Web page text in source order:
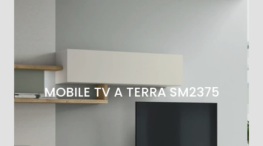
MOBILE TV A TERRA SM2375